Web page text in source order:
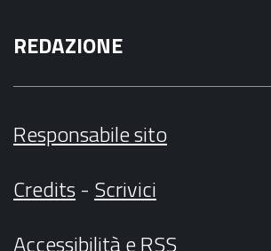
REDAZIONE
Responsabile sito
Credits- Scrivici
AccessibilitàeRSS